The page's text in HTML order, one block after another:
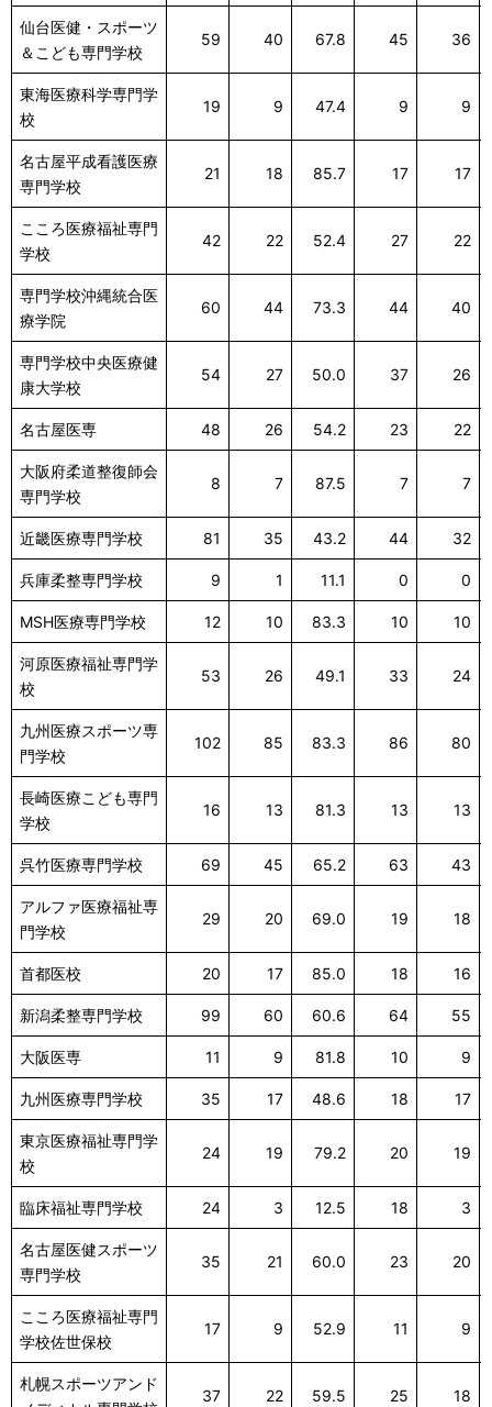
仙台医健・スポーツ
＆こども専門学校
59 40 67.8 45 36
東海医療科学専門学
校
19 9 47.4 9 9
名古屋平成看護医療
専門学校
21 18 85.7 17 17
こころ医療福祉専門
学校
42 22 52.4 27 22
専門学校沖縄統合医
療学院
60 44 73.3 44 40
専門学校中央医療健
康大学校
54 27 50.0 37 26
名古屋医専 48 26 54.2 23 22
大阪府柔道整復師会
専門学校
8 7 87.5 7 7
近畿医療専門学校 81 35 43.2 44 32
兵庫柔整専門学校 9 1 11.1 0 0
MSH医療専門学校 12 10 83.3 10 10
河原医療福祉専門学
校
53 26 49.1 33 24
九州医療スポーツ専
門学校
102 85 83.3 86 80
長崎医療こども専門
学校
16 13 81.3 13 13
呉竹医療専門学校 69 45 65.2 63 43
アルファ医療福祉専
門学校
29 20 69.0 19 18
首都医校 20 17 85.0 18 16
新潟柔整専門学校 99 60 60.6 64 55
大阪医専 11 9 81.8 10 9
九州医療専門学校 35 17 48.6 18 17
東京医療福祉専門学
校
24 19 79.2 20 19
臨床福祉専門学校 24 3 12.5 18 3
名古屋医健スポーツ
専門学校
35 21 60.0 23 20
こころ医療福祉専門
学校佐世保校
17 9 52.9 11 9
札幌スポーツアンド
37 22 59.5 25 18